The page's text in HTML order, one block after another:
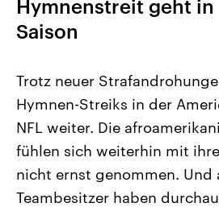
Landtagswahl Sachsen-Anhalt
2026
Alle Informationen
Sachsen-Anhalt wählt am 6.
September 2026 einen neuen
Landtag. Seit 2021 wird das
Bundesland von einer Koalition aus
Hymnenstreit geht in
Saison
Trotz neuer
Hymnen-Streiks in der
NFL weiter. Die
fühlen sich weiterhin mit
nicht ernst genommen. Und
Teambesitzer haben